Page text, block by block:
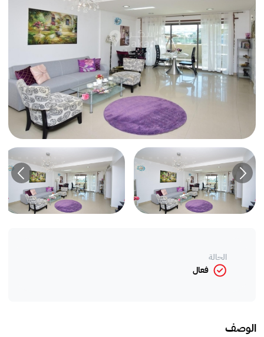
الحالة
فعال
الوصف